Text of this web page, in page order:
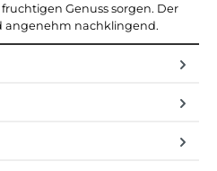
Genuss sorgen. Der
angenehm nachklingend.